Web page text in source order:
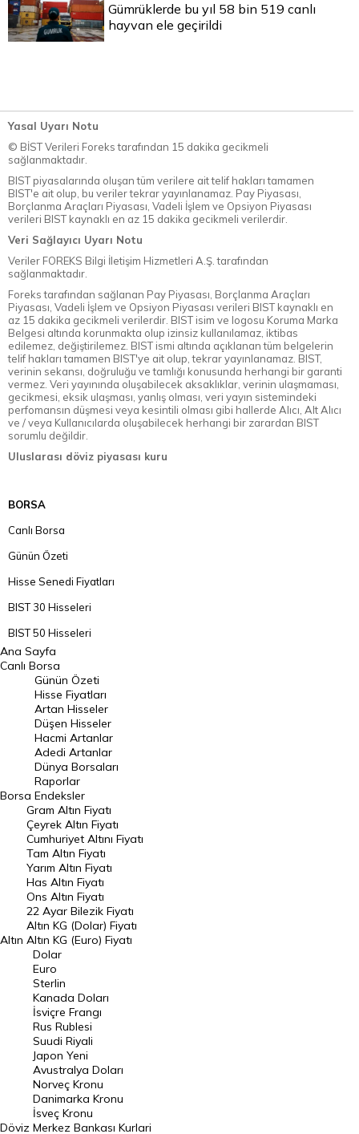
Gümrüklerde bu yıl 58 bin 519 canlı
hayvan ele geçirildi
Yasal Uyarı Notu
© BİST Verileri Foreks tarafından 15 dakika gecikmeli
sağlanmaktadır.
BIST piyasalarında oluşan tüm verilere ait telif hakları tamamen
BIST'e ait olup, bu veriler tekrar yayınlanamaz. Pay Piyasası,
Borçlanma Araçları Piyasası, Vadeli İşlem ve Opsiyon Piyasası
verileri BIST kaynaklı en az 15 dakika gecikmeli verilerdir.
Veri Sağlayıcı Uyarı Notu
Veriler FOREKS Bilgi İletişim Hizmetleri A.Ş. tarafından
sağlanmaktadır.
Foreks tarafından sağlanan Pay Piyasası, Borçlanma Araçları
Piyasası, Vadeli İşlem ve Opsiyon Piyasası verileri BIST kaynaklı en
az 15 dakika gecikmeli verilerdir. BIST isim ve logosu Koruma Marka
Belgesi altında korunmakta olup izinsiz kullanılamaz, iktibas
edilemez, değiştirilemez. BIST ismi altında açıklanan tüm belgelerin
telif hakları tamamen BIST'ye ait olup, tekrar yayınlanamaz. BIST,
verinin sekansı, doğruluğu ve tamlığı konusunda herhangi bir garanti
vermez. Veri yayınında oluşabilecek aksaklıklar, verinin ulaşmaması,
gecikmesi, eksik ulaşması, yanlış olması, veri yayın sistemindeki
perfomansın düşmesi veya kesintili olması gibi hallerde Alıcı, Alt Alıcı
ve / veya Kullanıcılarda oluşabilecek herhangi bir zarardan BIST
sorumlu değildir.
Uluslarası döviz piyasası kuru
BORSA
Canlı Borsa
Günün Özeti
Hisse Senedi Fiyatları
BIST 30 Hisseleri
BIST 50 Hisseleri
BIST 100 Hisseleri
En Çok Artan Hisseler
En Çok Düşen Hisseler
Hacmi Artanlar
Geçmiş Kapanışlar
Dünya Borsaları
Raporlar
Endeksler
DÖVİZ
Döviz Kuru
Dolar Kuru
Euro Kuru
Pound Kuru
Frank Kuru
Riyal Kuru
Avustralya Doları
Danimarka Kronu Kuru
Kanada Doları Kuru
Norveç Kronu Kuru
Ana Sayfa
Canlı Borsa
Borsa
Günün Özeti
Hisse Fiyatları
Artan Hisseler
Düşen Hisseler
Hacmi Artanlar
Adedi Artanlar
Dünya Borsaları
Raporlar
Endeksler
Altın
Gram Altın Fiyatı
Çeyrek Altın Fiyatı
Cumhuriyet Altını Fiyatı
Tam Altın Fiyatı
Yarım Altın Fiyatı
Has Altın Fiyatı
Ons Altın Fiyatı
22 Ayar Bilezik Fiyatı
Altın KG (Dolar) Fiyatı
Altın KG (Euro) Fiyatı
Döviz
Dolar
Euro
Sterlin
Kanada Doları
İsviçre Frangı
Rus Rublesi
Suudi Riyali
Japon Yeni
Avustralya Doları
Norveç Kronu
Danimarka Kronu
İsveç Kronu
Merkez Bankası Kurlari